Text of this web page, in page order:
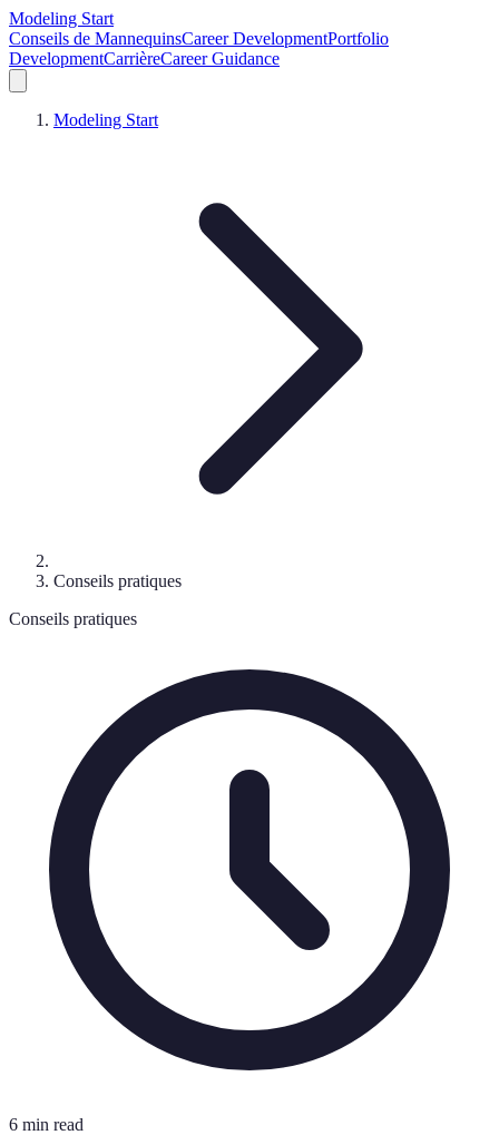
Modeling Start
Conseils de MannequinsCareer DevelopmentPortfolio
DevelopmentCarrièreCareer Guidance
Modeling Start
Conseils pratiques
Conseils pratiques
6 min read